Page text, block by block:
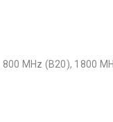
MHz (B20), 1800